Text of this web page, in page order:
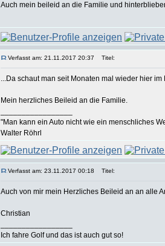
Auch mein beileid an die Familie und
Verfasst am: 21.11.2017 20:37 Titel:
...Da schaut man seit Monaten mal wieder hier
Mein herzliches Beileid an die Familie.
"Man kann ein Auto nicht wie ein menschliches
Walter Röhrl
Verfasst am: 23.11.2017 00:18 Titel:
Auch von mir mein Herzliches Beileid an an alle
Christian
Ich fahre Golf und das ist auch gut so!